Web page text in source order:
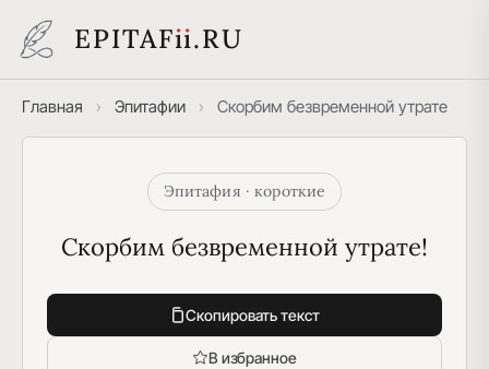
EPITAFii.RU
Главная › Эпитафии › Скорбим безвременной утрате
Эпитафия · короткие
Скорбим безвременной утрате!
Скопировать текст
В избранное